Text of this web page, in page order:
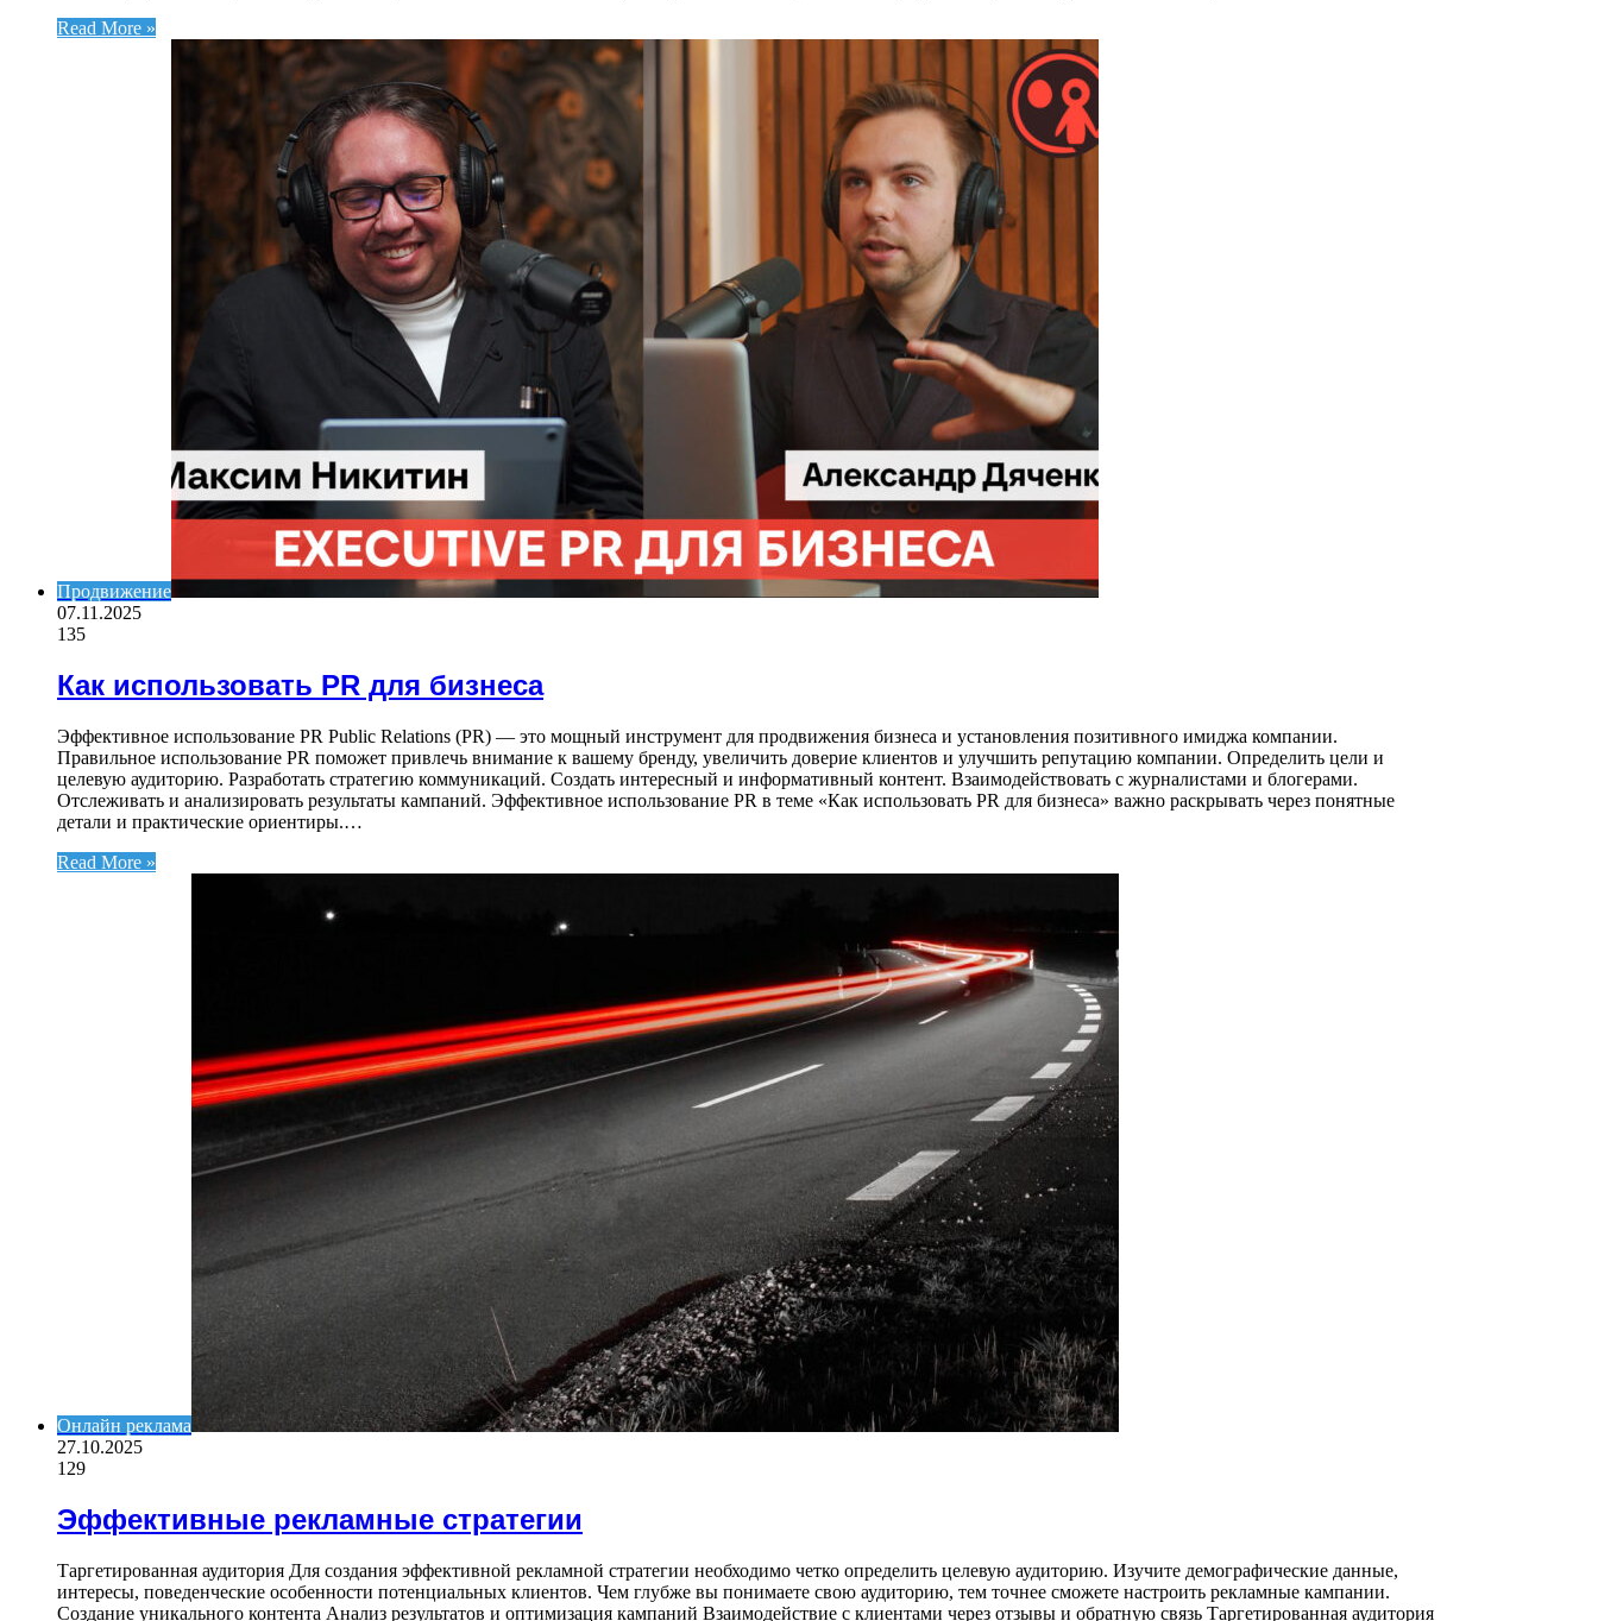
Read More »
Продвижение
07.11.2025
135
Как использовать PR для бизнеса
Эффективное использование PR Public Relations (PR) — это мощный инструмент для продвижения бизнеса и установления позитивного имиджа компании.
Правильное использование PR поможет привлечь внимание к вашему бренду, увеличить доверие клиентов и улучшить репутацию компании. Определить цели и
целевую аудиторию. Разработать стратегию коммуникаций. Создать интересный и информативный контент. Взаимодействовать с журналистами и блогерами.
Отслеживать и анализировать результаты кампаний. Эффективное использование PR в теме «Как использовать PR для бизнеса» важно раскрывать через понятные
детали и практические ориентиры.…
Read More »
Онлайн реклама
27.10.2025
129
Эффективные рекламные стратегии
Таргетированная аудитория Для создания эффективной рекламной стратегии необходимо четко определить целевую аудиторию. Изучите демографические данные,
интересы, поведенческие особенности потенциальных клиентов. Чем глубже вы понимаете свою аудиторию, тем точнее сможете настроить рекламные кампании.
Создание уникального контента Анализ результатов и оптимизация кампаний Взаимодействие с клиентами через отзывы и обратную связь Таргетированная аудитория